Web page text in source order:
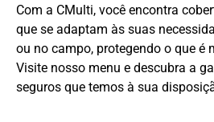
Com a CMulti, você encontra
que se adaptam às suas
ou no campo, protegendo o que é
Visite nosso menu e descubra a
seguros que temos à sua